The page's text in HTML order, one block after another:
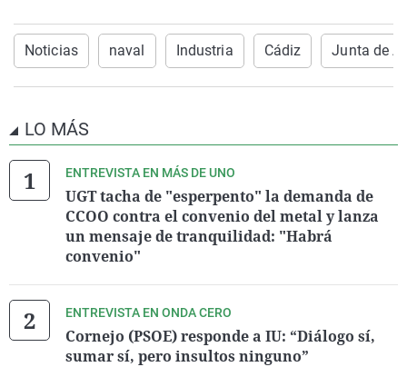
Noticias naval Industria Cádiz Junta de
LO MÁS
ENTREVISTA EN MÁS DE UNO
UGT tacha de "esperpento" la demanda de
CCOO contra el convenio del metal y lanza
un mensaje de tranquilidad: "Habrá
convenio"
ENTREVISTA EN ONDA CERO
Cornejo (PSOE) responde a IU: “Diálogo sí,
sumar sí, pero insultos ninguno”